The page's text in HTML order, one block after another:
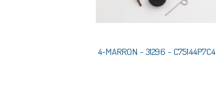
4-MARRON - 31296 - C75144P7C4